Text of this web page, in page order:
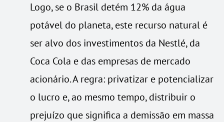
Logo, se o Brasil detém 12% da água
potável do planeta, este recurso natural é
ser alvo dos investimentos da Nestlé, da
Coca Cola e das empresas de mercado
acionário. A regra: privatizar e potencializar
o lucro e, ao mesmo tempo, distribuir o
prejuízo que significa a demissão em massa